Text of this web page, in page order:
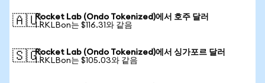
🇦🇺Rocket Lab (Ondo Tokenized)에서 호주 달러
1 RKLBon는 $116.31와 같음
🇸🇬Rocket Lab (Ondo Tokenized)에서 싱가포르 달러
1 RKLBon는 $105.03와 같음